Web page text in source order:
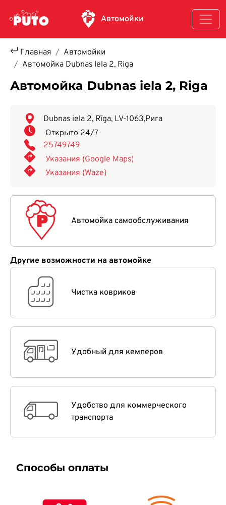
Автомойки
Главная
Автомойки
Автомойка Dubnas Iela 2, Riga
Автомойка Dubnas iela 2, Riga
Dubnas iela 2, Rīga, LV-1063,Рига
Открыто 24/7
25749749
Указания (Google Maps)
Указания (Waze)
Автомойка самообслуживания
Другие возможности на автомойке
Чистка ковриков
Удобный для кемперов
Удобство для коммерческого
транспорта
Способы оплаты